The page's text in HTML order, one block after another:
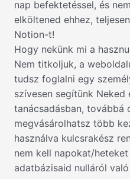
nap befektetéssel, és
elköltened ehhez,
Notion-t!
Hogy nekünk mi a
Nem titkoljuk, a
tudsz foglalni egy
szívesen segítünk
tanácsadásban, továbbá
megvásárolhatsz több
használva kulcsrakész
nem kell napokat/
adatbázisaid nulláról